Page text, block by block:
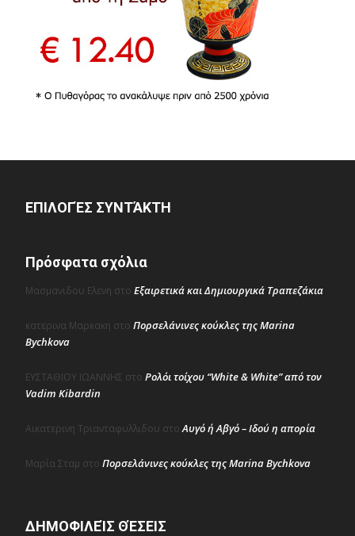
ΕΠΙΛΟΓΈΣ ΣΥΝΤΆΚΤΗ
Πρόσφατα σχόλια
Μασμανιδου Ελενη στο Εξαιρετικά και Δημιουργικά Τραπεζάκια
κατερινα Μαρκακη στο Πορσελάνινες κούκλες της Marina
Bychkova
ΕΥΣΤΑΘΙΟΥ ΙΩΑΝΝΗΣ στο Ρολόι τοίχου “White & White” από τον
Vadim Kibardin
Αικατερινη Τριανταφυλλιδου στοΑυγό ή Αβγό – Ιδού η απορία
Μαρία Σταμ στο Πορσελάνινες κούκλες της Marina Bychkova
ΔΗΜΟΦΙΛΕΊΣ ΘΈΣΕΙΣ